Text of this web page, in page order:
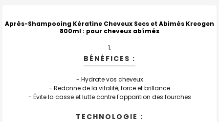
ENSEMBLE
SÉLECTION
AU PANIER
Après-Shampooing Kératine Cheveux Secs et Abimès Kreogen
800ml : pour cheveux abîmés
BÉNÉFICES :
- Hydrate vos cheveux
- Redonne de la vitalité, force et brillance
- Évite la casse et lutte contre l'apparition des fourches
TECHNOLOGIE :